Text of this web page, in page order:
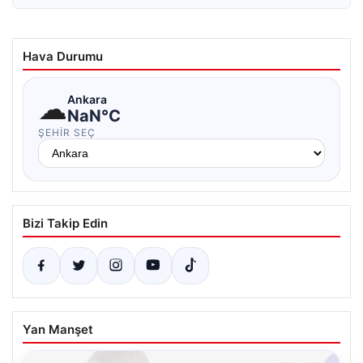
Hava Durumu
☁Ankara
NaN°C
ŞEHIR SEÇ
Bizi Takip Edin
Yan Manşet